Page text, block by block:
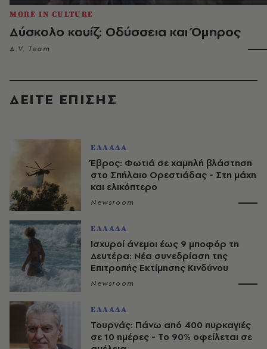
MORE IN CULTURE
Δύσκολο κουίζ: Οδύσσεια και Όμηρος
A.V. Team
ΔΕΙΤΕ ΕΠΙΣΗΣ
ΕΛΛΑΔΑ
Έβρος: Φωτιά σε χαμηλή βλάστηση
στο Σπήλαιο Ορεστιάδας - Στη μάχη
και ελικόπτερο
Newsroom
ΕΛΛΑΔΑ
Ισχυροί άνεμοι έως 9 μποφόρ τη
Δευτέρα: Νέα συνεδρίαση της
Επιτροπής Εκτίμησης Κινδύνου
Newsroom
ΕΛΛΑΔΑ
Τουρνάς: Πάνω από 400 πυρκαγιές
σε 10 ημέρες - Το 90% οφείλεται σε